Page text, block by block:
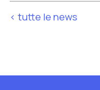
< tutte le news